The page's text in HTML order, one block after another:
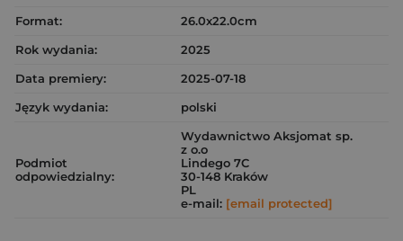
Format:
26.0x22.0cm
Rok wydania:
2025
Data premiery:
2025-07-18
Język wydania:
polski
Podmiot
odpowiedzialny:
Wydawnictwo Aksjomat sp.
z o.o
Lindego 7C
30-148 Kraków
PL
e-mail: [email protected]